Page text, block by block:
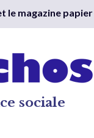
le magazine
sociale